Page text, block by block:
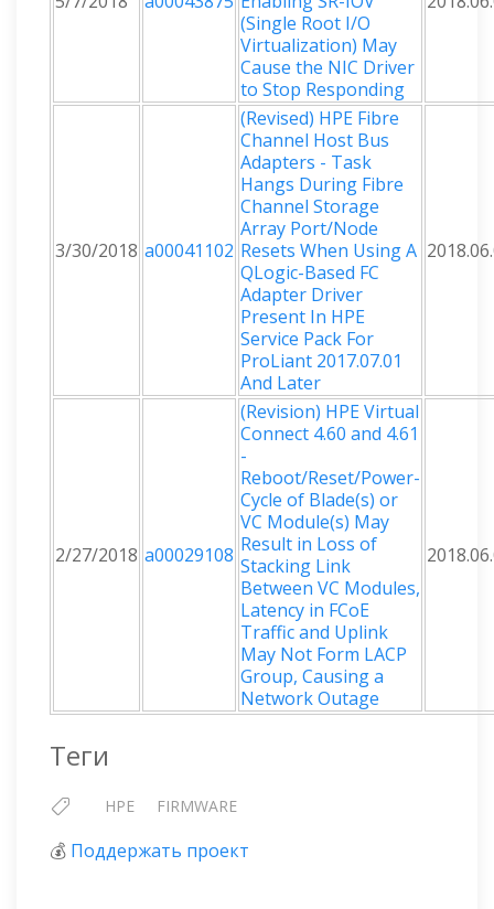
(Single Root I/O
Virtualization) May
Cause the NIC Driver
to Stop Responding
3/30/2018 a00041102
(Revised) HPE Fibre
Channel Host Bus
Adapters - Task
Hangs During Fibre
Channel Storage
Array Port/Node
Resets When Using A
QLogic-Based FC
Adapter Driver
Present In HPE
Service Pack For
ProLiant 2017.07.01
And Later
2/27/2018 a00029108
(Revision) HPE Virtual
Connect 4.60 and 4.61
-
Reboot/Reset/Power-
Cycle of Blade(s) or
VC Module(s) May
Result in Loss of
Stacking Link
Between VC Modules,
Latency in FCoE
Traffic and Uplink
May Not Form LACP
Group, Causing a
Network Outage
Теги
HPE FIRMWARE
💰 Поддержать проект